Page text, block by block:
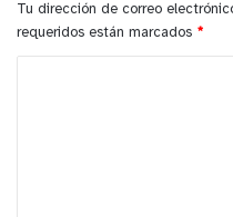
Tu dirección de correo
requeridos están marcados *